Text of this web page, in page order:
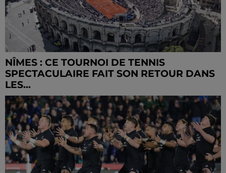
NÎMES : CE TOURNOI DE TENNIS
SPECTACULAIRE FAIT SON RETOUR DANS
LES...